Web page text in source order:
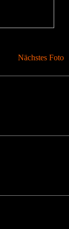
Nächstes Foto